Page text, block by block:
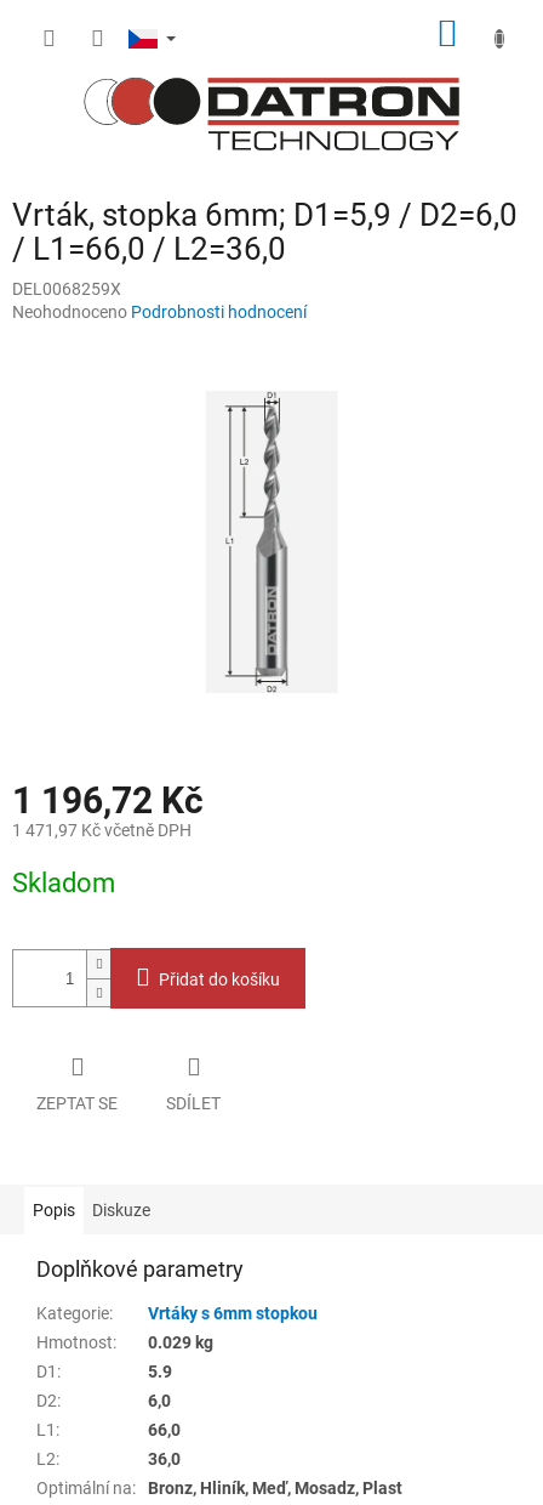
Vrták, stopka 6mm; D1=5,9 / D2=6,0
/ L1=66,0 / L2=36,0
DEL0068259X
Průměrné
Neohodnoceno Podrobnosti hodnocení
1 196,72 Kč
1 471,97 Kč včetně DPH
cena:
Skladom
Přidat do košíku
ZEPTAT SE SDÍLET
Popis Diskuze
Doplňkové parametry
Kategorie:
Vrtáky s 6mm stopkou
Hmotnost:
0.029 kg
D1 :
5.9
D2:
6,0
L1 :
66,0
L2:
36,0
Optimální na:
Bronz, Hliník, Meď, Mosadz, Plast